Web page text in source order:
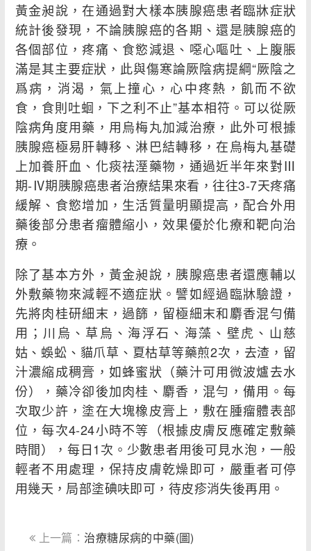
黃金昶說，在通過對大樣本胰腺癌患者臨牀症狀
統計後發現，不論胰腺癌的各期、還是胰腺癌的
各個部位，疼痛、食慾減退、噁心嘔吐、上腹脹
滿是其主要症狀，此與傷寒論厥陰病提綱“厥陰之
爲病，消渴，氣上撞心，心中疼熱，飢而不欲
食，食則吐蛔，下之利不止”基本相符。可以從厥
陰病角度用藥，用烏梅丸加減治療，此外可根據
胰腺癌極易肝轉移、淋巴結轉移，在烏梅丸基礎
上加養肝血、化痰祛溼藥物，通過近半年來對Ⅲ
期-Ⅳ期胰腺癌患者治療結果來看，往往3-7天疼痛
緩解、食慾增加，生活質量明顯提高，配合外用
藥後部分患者瘤體縮小，效果優於化療和靶向治
療。
除了基本方外，黃金昶說，胰腺癌患者還應輔以
外敷藥物來減輕不適症狀。譬如經過臨牀驗證，
先將肉桂研細末，過篩，留極細末和麝香混勻備
用；川烏、草烏、海浮石、海藻、壁虎、山慈
姑、蜈蚣、貓爪草、夏枯草等藥煎2次，去渣，留
汁濃縮成稠膏，如蜂蜜狀（藥汁可用微波爐去水
份），藥冷卻後加肉桂、麝香，混勻，備用。每
次取少許，塗在大塊橡皮膏上，敷在腫瘤體表部
位，每次4-24小時不等（根據皮膚反應確定敷藥
時間），每日1次。少數患者用後可見水泡，一般
輕者不用處理，保持皮膚乾燥即可，嚴重者可停
用幾天，局部塗碘呋即可，待皮疹消失後再用。
上一篇： 治療糖尿病的中藥(圖)